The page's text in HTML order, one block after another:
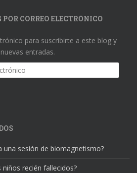
CORREO ELECTRÓNICO
para suscribirte a este blog y
entradas.
una sesión de biomagnetismo?
niños recién fallecidos?